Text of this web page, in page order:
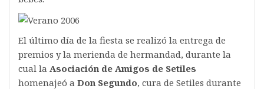
El último día de la fiesta se realizó la entrega de
premios y la merienda de hermandad, durante la
cual la Asociación de Amigos de Setiles
homenajeó a Don Segundo, cura de Setiles durante